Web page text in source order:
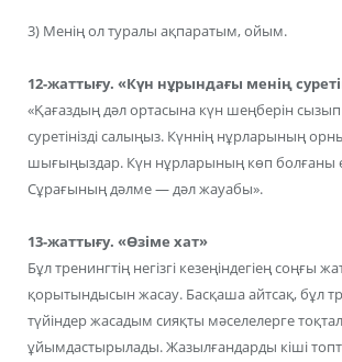
3) Менің ол туралы ақпаратым, ойым.
12-жаттығу. «Күн нұрындағы менің
«Қағаздың дәл ортасына күн шеңберін
суретінізді салыңыз. Күннің нұрларының
шығыңыздар. Күн нұрларының көп болғаны
Сұрағының дәлме — дәл жауабы».
13-жаттығу. «Өзіме хат»
Бұл тренингтің негізгі кезеңіндегіең
қорытындысын жасау. Басқаша айтсақ, бұл
түйіндер жасадым сияқты мәселелерге
ұйымдастырылады. Жазылғандарды кіші